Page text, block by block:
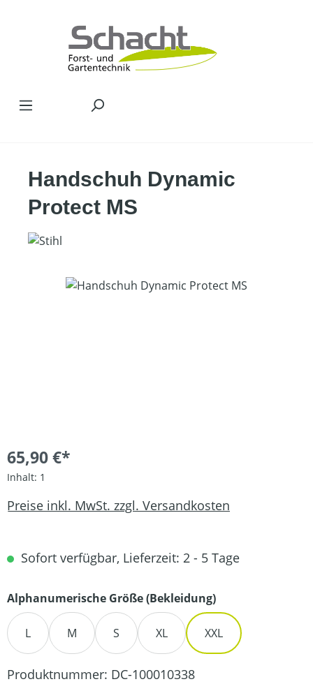
Handschuh Dynamic
Protect MS
Bildergalerie überspringen
65,90 €*
Inhalt: 1
Preise inkl. MwSt. zzgl. Versandkosten
Sofort verfügbar, Lieferzeit: 2 - 5 Tage
Alphanumerische Größe (Bekleidung)auswählen
L M S XL XXL
Produktnummer: DC-100010338